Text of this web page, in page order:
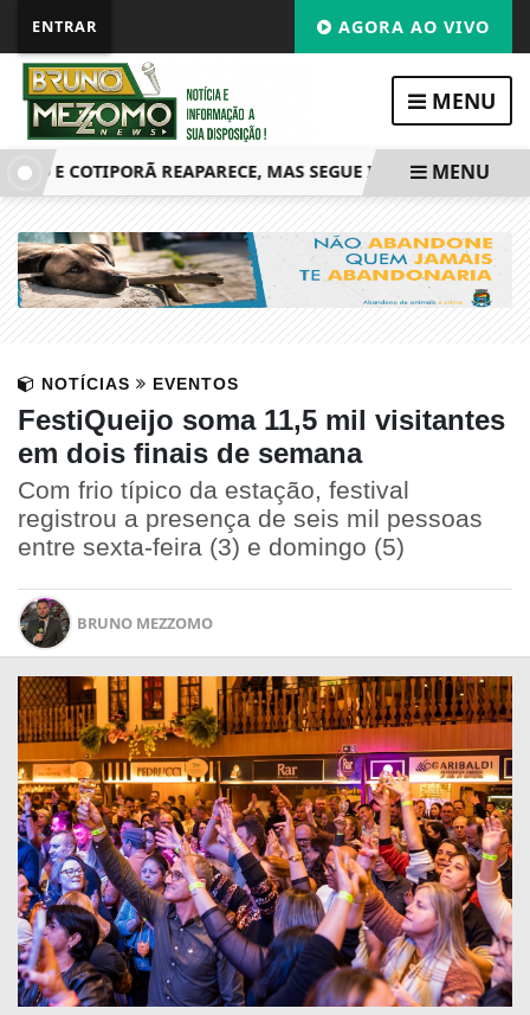
ENTRAR AGORA AO VIVO
MENU
E COTIPORÃ REAPARECE, MAS SEGUE INTERDITADA PARA
MENU
NOTÍCIAS EVENTOS
FestiQueijo soma 11,5 mil visitantes
em dois finais de semana
Com frio típico da estação, festival
registrou a presença de seis mil pessoas
entre sexta-feira (3) e domingo (5)
BRUNO MEZZOMO